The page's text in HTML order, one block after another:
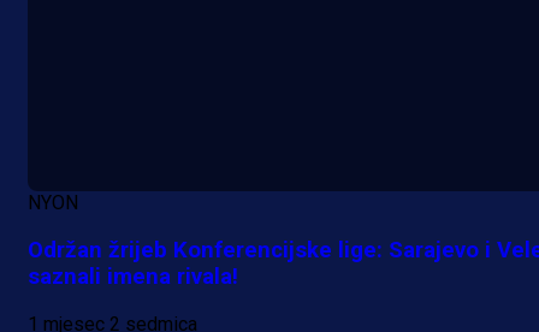
NYON
Održan žrijeb Konferencijske lige: Sarajevo i
saznali imena rivala!
1 mjesec 2 sedmica